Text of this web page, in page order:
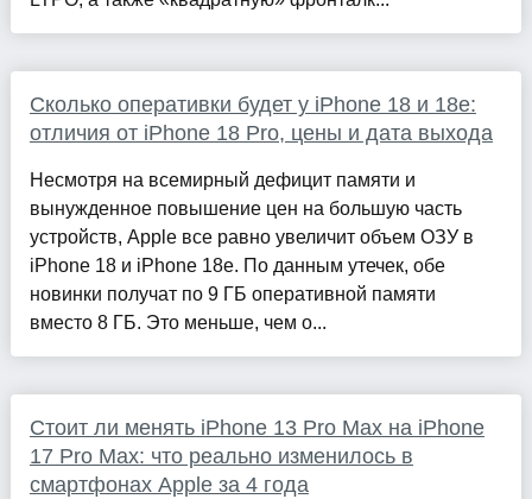
Сколько оперативки будет у iPhone 18 и 18e:
отличия от iPhone 18 Pro, цены и дата выхода
Несмотря на всемирный дефицит памяти и
вынужденное повышение цен на большую часть
устройств, Apple все равно увеличит объем ОЗУ в
iPhone 18 и iPhone 18e. По данным утечек, обе
новинки получат по 9 ГБ оперативной памяти
вместо 8 ГБ. Это меньше, чем о...
Стоит ли менять iPhone 13 Pro Max на iPhone
17 Pro Max: что реально изменилось в
смартфонах Apple за 4 года